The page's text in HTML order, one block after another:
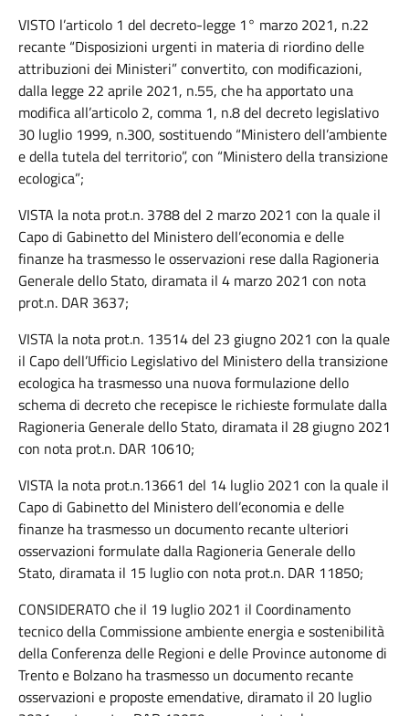
VISTO l’articolo 1 del decreto-legge 1° marzo 2021, n.22
recante “Disposizioni urgenti in materia di riordino delle
attribuzioni dei Ministeri” convertito, con modificazioni,
dalla legge 22 aprile 2021, n.55, che ha apportato una
modifica all’articolo 2, comma 1, n.8 del decreto legislativo
30 luglio 1999, n.300, sostituendo “Ministero dell’ambiente
e della tutela del territorio”, con “Ministero della transizione
ecologica”;
VISTA la nota prot.n. 3788 del 2 marzo 2021 con la quale il
Capo di Gabinetto del Ministero dell’economia e delle
finanze ha trasmesso le osservazioni rese dalla Ragioneria
Generale dello Stato, diramata il 4 marzo 2021 con nota
prot.n. DAR 3637;
VISTA la nota prot.n. 13514 del 23 giugno 2021 con la quale
il Capo dell’Ufficio Legislativo del Ministero della transizione
ecologica ha trasmesso una nuova formulazione dello
schema di decreto che recepisce le richieste formulate dalla
Ragioneria Generale dello Stato, diramata il 28 giugno 2021
con nota prot.n. DAR 10610;
VISTA la nota prot.n.13661 del 14 luglio 2021 con la quale il
Capo di Gabinetto del Ministero dell’economia e delle
finanze ha trasmesso un documento recante ulteriori
osservazioni formulate dalla Ragioneria Generale dello
Stato, diramata il 15 luglio con nota prot.n. DAR 11850;
CONSIDERATO che il 19 luglio 2021 il Coordinamento
tecnico della Commissione ambiente energia e sostenibilità
della Conferenza delle Regioni e delle Province autonome di
Trento e Bolzano ha trasmesso un documento recante
osservazioni e proposte emendative, diramato il 20 luglio